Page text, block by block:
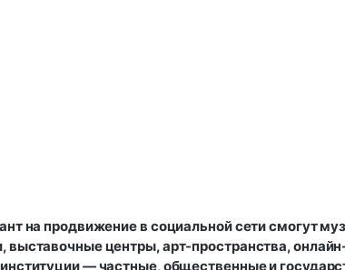
на продвижение в социальной сети смогут
выставочные центры, арт-пространства,
— частные, общественные и